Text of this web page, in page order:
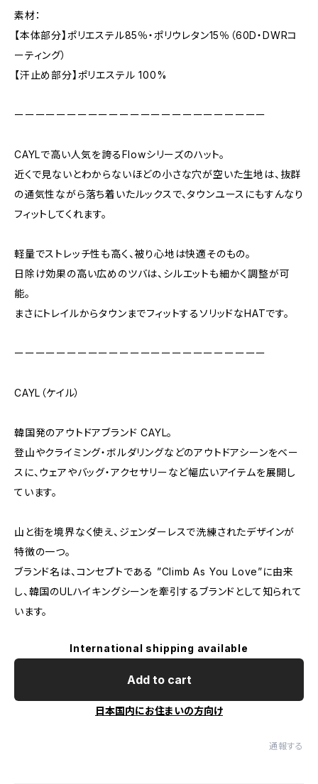
素材：
【本体部分】ポリエステル85％・ポリウレタン15％（60D・DWRコ
ーティング）
【汗止め部分】ポリエステル 100%
ーーーーーーーーーーーーーーーーーーーーーーーー
CAYLで高い人気を誇るFlowシリーズのハット。
近くで見ないとわからないほどの小さな穴が空いた生地は、抜群
の通気性ながら落ち着いたルックスで、タウンユースにもすんなり
フィットしてくれます。
軽量でストレッチ性も高く、被り心地は快適そのもの。
日除け効果の高い広めのツバは、シルエットも細かく調整が可
能。
まさにトレイルからタウンまでフィットするソリッドなHATです。
ーーーーーーーーーーーーーーーーーーーーーーーー
CAYL（ケイル）
韓国発のアウトドアブランド CAYL。
登山やクライミング・ボルダリングなどのアウトドアシーンをベー
スに、ウェアやバッグ・アクセサリーなど幅広いアイテムを展開し
ています。
山と街を境界なく使え、ジェンダーレスで洗練されたデザインが
特徴の一つ。
ブランド名は、コンセプトである ”Climb As You Love”に由来
し、韓国のULハイキングシーンを牽引するブランドとして知られて
います。
International shipping available
Add to cart
日本国内にお住まいの方向け
通報する